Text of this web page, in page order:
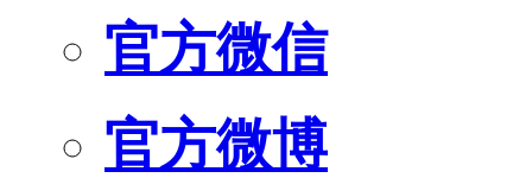
官方微信
官方微博